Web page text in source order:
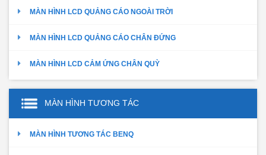
MÀN HÌNH LCD QUẢNG CÁO NGOÀI TRỜI
MÀN HÌNH LCD QUẢNG CÁO CHÂN ĐỨNG
MÀN HÌNH LCD CẢM ỨNG CHÂN QUỲ
MÀN HÌNH TƯƠNG TÁC
MÀN HÌNH TƯƠNG TÁC BENQ